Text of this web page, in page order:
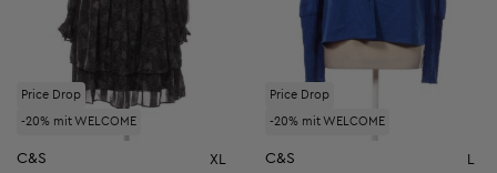
Price Drop
-20% mit WELCOME
C&S XL
Price Drop
-20% mit WELCOME
C&S L